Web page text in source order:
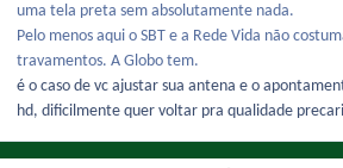
uma tela preta sem absolutamente nada.
Pelo menos aqui o SBT e a Rede Vida não
travamentos. A Globo tem.
é o caso de vc ajustar sua antena e o
hd, dificilmente quer voltar pra qualidade